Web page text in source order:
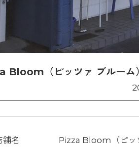
Bloom（ピッツァ ブルーム
舗名 Pizza Bloom（ピッ